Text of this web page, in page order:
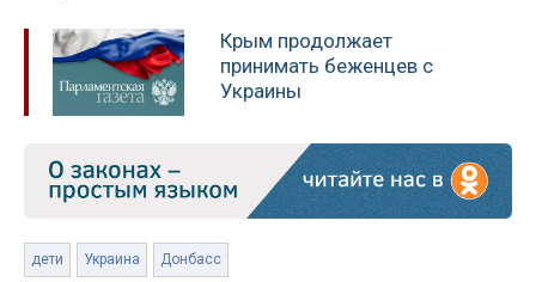
Крым продолжает
принимать беженцев с
Украины
дети Украина Донбасс